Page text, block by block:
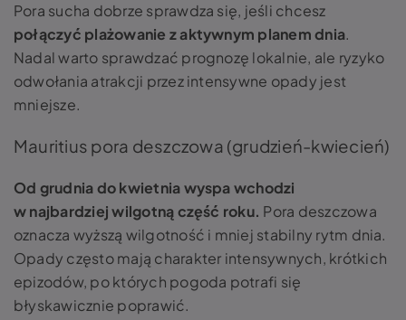
Pora sucha dobrze sprawdza się, jeśli chcesz
połączyć plażowanie z aktywnym planem dnia.
Nadal warto sprawdzać prognozę lokalnie, ale ryzyko
odwołania atrakcji przez intensywne opady jest
mniejsze.
Mauritius pora deszczowa (grudzień-kwiecień)
Od grudnia do kwietnia wyspa wchodzi
w najbardziej wilgotną część roku. Pora deszczowa
oznacza wyższą wilgotność i mniej stabilny rytm dnia.
Opady często mają charakter intensywnych, krótkich
epizodów, po których pogoda potrafi się
błyskawicznie poprawić.